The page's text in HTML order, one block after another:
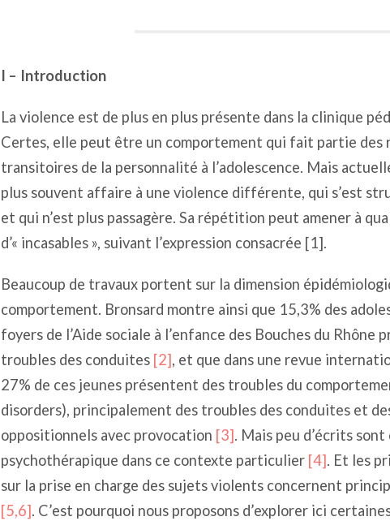
I – Introduction
La violence est de plus en plus présente dans la clinique
Certes, elle peut être un comportement qui fait partie des
transitoires de la personnalité à l’adolescence. Mais
plus souvent affaire à une violence différente, qui s’est
et qui n’est plus passagère. Sa répétition peut amener à
d’« incasables », suivant l’expression consacrée [1].
Beaucoup de travaux portent sur la dimension
comportement. Bronsard montre ainsi que 15,3% des
foyers de l’Aide sociale à l’enfance des Bouches du Rhône
troubles des conduites [2], et que dans une revue
27% de ces jeunes présentent des troubles du
disorders), principalement des troubles des conduites et
oppositionnels avec provocation [3]. Mais peu d’écrits
psychothérapique dans ce contexte particulier [4]. Et les
sur la prise en charge des sujets violents concernent
[5,6]. C’est pourquoi nous proposons d’explorer ici